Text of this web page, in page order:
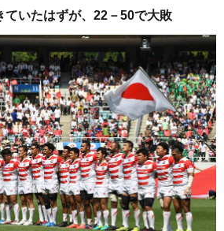
ていたはずが、22－50で大敗